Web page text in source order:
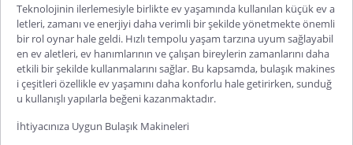
Teknolojinin ilerlemesiyle birlikte ev yaşamında kullanılan küçük ev a
letleri, zamanı ve enerjiyi daha verimli bir şekilde yönetmekte önemli
bir rol oynar hale geldi. Hızlı tempolu yaşam tarzına uyum sağlayabil
en ev aletleri, ev hanımlarının ve çalışan bireylerin zamanlarını daha
etkili bir şekilde kullanmalarını sağlar. Bu kapsamda, bulaşık makines
içeşitleri özellikle ev yaşamını daha konforlu hale getirirken, sunduğ
u kullanışlı yapılarla beğeni kazanmaktadır.
İhtiyacınıza Uygun Bulaşık Makineleri